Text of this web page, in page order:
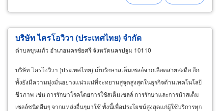
บริษัท ไครโอวิวา (ประเทศไทย) จำกัด
ตำบลขุนแก้ว อำเภอนครชัยศรี จังหวัดนครปฐม 10110
บริษัท ไครโอวิวา (ประเทศไทย) เก็บรักษาสเต็มเซลล์จากเลือดสายสะดือ อีก
ทั้งยังมีความมุ่งมั่นอย่างแน่วแน่ที่จะทยานสู่จุดสูงสุดในธุรกิจด้านเทคโนโลยี
ชีวภาพ เช่น การรักษาโรคโดยการใช้สเต็มเซลล์ การรักษาและการนำสเต็ม
เซลล์ชนิดอื่นๆ จากแหล่งอื่นๆมาใช้ ทั้งนี้เพื่อประโยชน์สูงสุดแก่ผู้ใช้บริการทุก